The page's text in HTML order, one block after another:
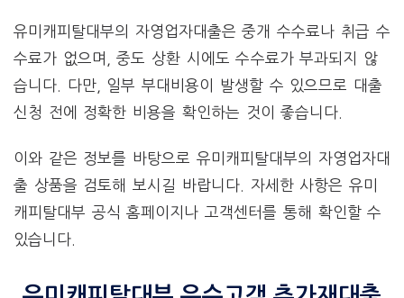
유미캐피탈대부의 자영업자대출은 중개 수수료나 취급 수
수료가 없으며, 중도 상환 시에도 수수료가 부과되지 않
습니다. 다만, 일부 부대비용이 발생할 수 있으므로 대출
신청 전에 정확한 비용을 확인하는 것이 좋습니다.
이와 같은 정보를 바탕으로 유미캐피탈대부의 자영업자대
출 상품을 검토해 보시길 바랍니다. 자세한 사항은 유미
캐피탈대부 공식 홈페이지나 고객센터를 통해 확인할 수
있습니다.